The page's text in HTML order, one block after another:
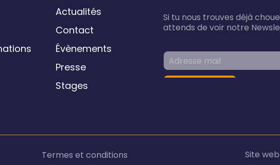
Actualités
Contact
Évènements
Presse
Stages
Si tu nous trouves déjà
attends de voir notre
Termes et conditions Site